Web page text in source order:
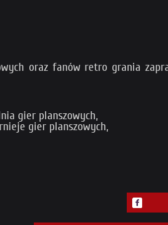
oraz fanów retro grania
gier planszowych,
gier planszowych,